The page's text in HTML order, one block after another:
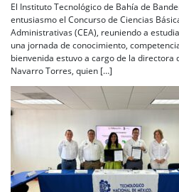
El Instituto Tecnológico de Bahía de
entusiasmo el Concurso de Ciencias
Administrativas (CEA), reuniendo a
una jornada de conocimiento,
bienvenida estuvo a cargo de la
Navarro Torres, quien […]